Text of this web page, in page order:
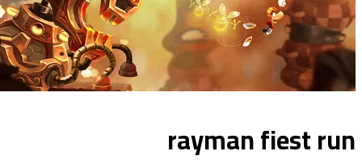
rayman fiest